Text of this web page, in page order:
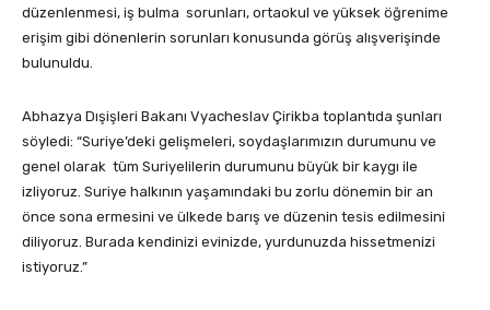
düzenlenmesi, iş bulma sorunları, ortaokul ve yüksek öğrenime
erişim gibi dönenlerin sorunları konusunda görüş alışverişinde
bulunuldu.
Abhazya Dışişleri Bakanı Vyacheslav Çirikba toplantıda şunları
söyledi: “Suriye’deki gelişmeleri, soydaşlarımızın durumunu ve
genel olarak tüm Suriyelilerin durumunu büyük bir kaygı ile
izliyoruz. Suriye halkının yaşamındaki bu zorlu dönemin bir an
önce sona ermesini ve ülkede barış ve düzenin tesis edilmesini
diliyoruz. Burada kendinizi evinizde, yurdunuzda hissetmenizi
istiyoruz.”